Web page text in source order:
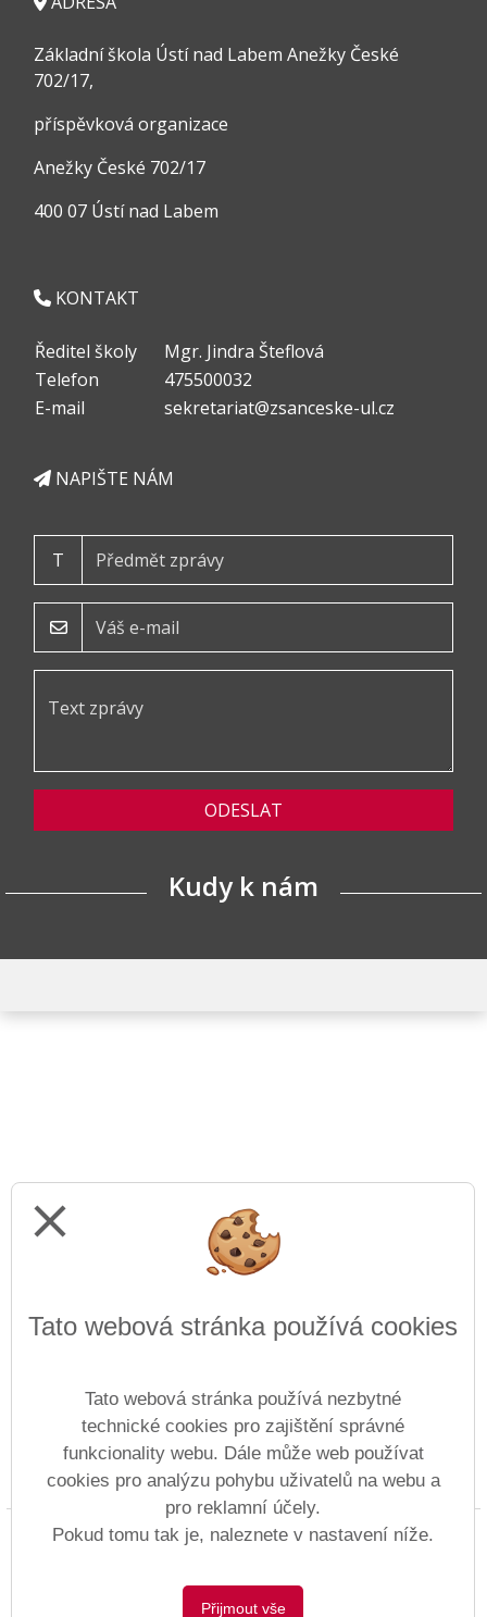
Základní škola Ústí nad Labem Anežky České
702/17,
příspěvková organizace
Anežky České 702/17
400 07 Ústí nad Labem
KONTAKT
Ředitel školy
Mgr. Jindra Šteflová
Telefon
475500032
E-mail
sekretariat@zsanceske-ul.cz
NAPIŠTE NÁM
T
ODESLAT
Kudy k nám
Prohlášení o přístupnosti Mapa webu Cookies
Copyright © 1997 - 2026 ZŠ Anežky České &
Postaveno ve službě
VlastníŠkolníWeb.cz
close
Tato webová stránka používá cookies
Tato webová stránka používá nezbytné
technické cookies pro zajištění správné
funkcionality webu. Dále může web používat
cookies pro analýzu pohybu uživatelů na webu a
pro reklamní účely.
Pokud tomu tak je, naleznete v nastavení níže.
Přijmout vše